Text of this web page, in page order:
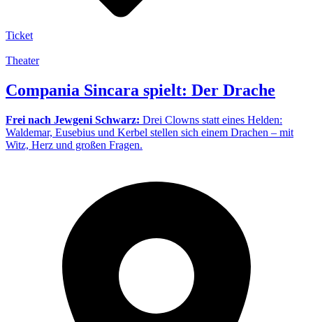
Ticket
Theater
Compania Sincara spielt: Der Drache
Frei nach Jewgeni Schwarz: Drei Clowns statt eines Helden:
Waldemar, Eusebius und Kerbel stellen sich einem Drachen – mit
Witz, Herz und großen Fragen.